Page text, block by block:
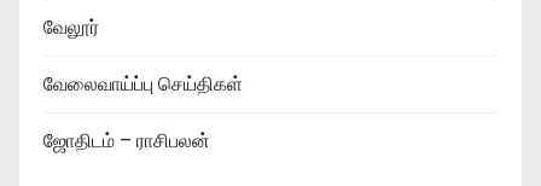
வேலூர்
வேலைவாய்ப்பு செய்திகள்
ஜோதிடம் – ராசிபலன்